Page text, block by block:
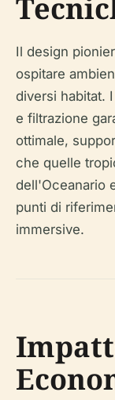
Il design
ospitare
diversi habitat.
e filtrazione
ottimale,
che quelle
dell'Oceanario
punti di
immersive.